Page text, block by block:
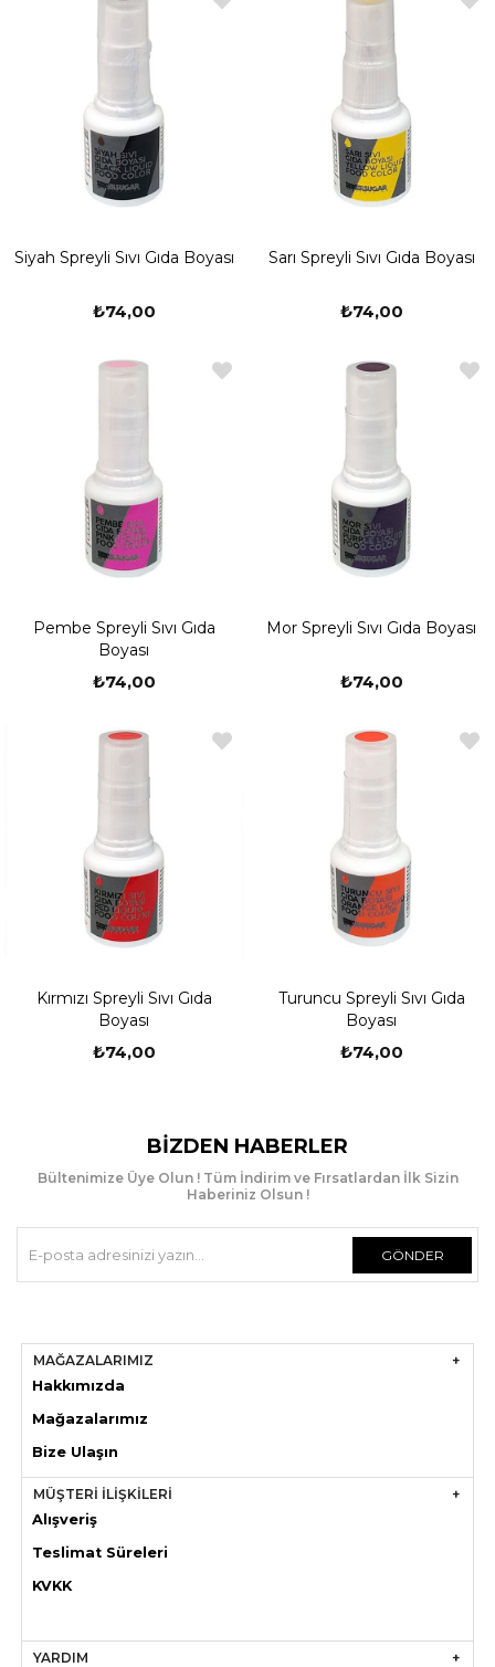
Siyah Spreyli Sıvı Gıda Boyası
₺74,00
Sarı Spreyli Sıvı Gıda Boyası
₺74,00
Pembe Spreyli Sıvı Gıda
Boyası
₺74,00
Mor Spreyli Sıvı Gıda Boyası
₺74,00
Kırmızı Spreyli Sıvı Gıda
Boyası
₺74,00
Turuncu Spreyli Sıvı Gıda
Boyası
₺74,00
BIZDEN HABERLER
Bültenimize Üye Olun ! Tüm İndirim ve Fırsatlardan İlk Sizin
Haberiniz Olsun !
GÖNDER
MAĞAZALARIMIZ
Hakkımızda
Mağazalarımız
Bize Ulaşın
MÜŞTERİ İLİŞKİLERİ
Alışveriş
Teslimat Süreleri
KVKK
YARDIM